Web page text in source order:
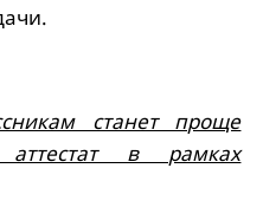
станет проще
в рамках